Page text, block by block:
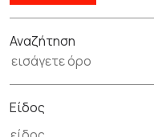
Αναζήτηση
Είδος